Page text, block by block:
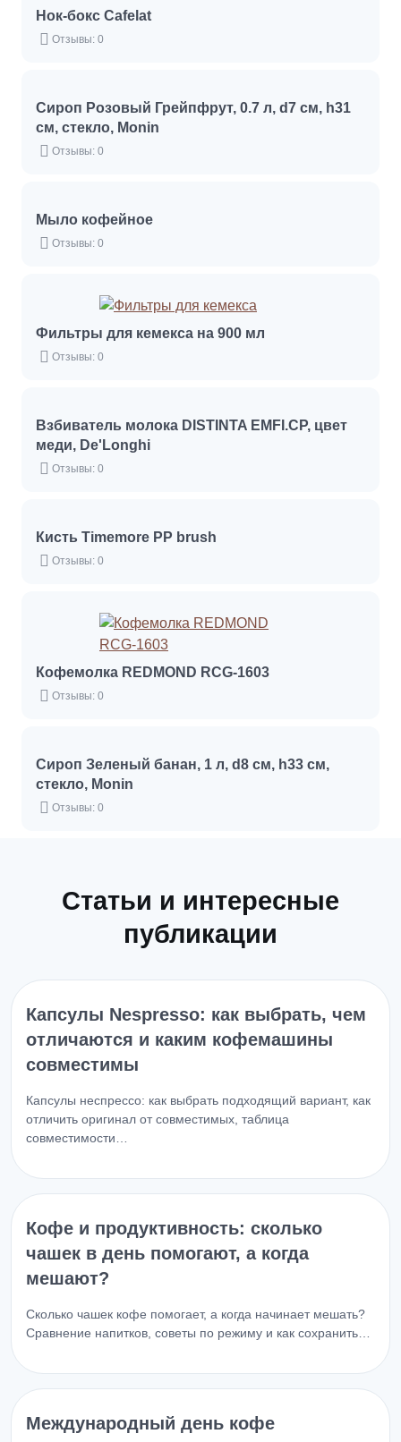
Нок-бокс Cafelat
Отзывы: 0
Сироп Розовый Грейпфрут, 0.7 л, d7 см, h31
см, стекло, Monin
Отзывы: 0
Мыло кофейное
Отзывы: 0
Фильтры для кемекса на 900 мл
Отзывы: 0
Взбиватель молока DISTINTA EMFI.CP, цвет
меди, De'Longhi
Отзывы: 0
Кисть Timemore PP brush
Отзывы: 0
Кофемолка REDMOND RCG-1603
Отзывы: 0
Сироп Зеленый банан, 1 л, d8 см, h33 см,
стекло, Monin
Отзывы: 0
Статьи и интересные
публикации
Капсулы Nespresso: как выбрать, чем
отличаются и каким кофемашины
совместимы
Капсулы неспрессо: как выбрать подходящий вариант, как
отличить оригинал от совместимых, таблица
совместимости…
Кофе и продуктивность: сколько
чашек в день помогают, а когда
мешают?
Сколько чашек кофе помогает, а когда начинает мешать?
Сравнение напитков, советы по режиму и как сохранить…
Международный день кофе